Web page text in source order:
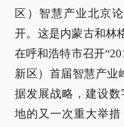
区）智慧产业北京
开。这是内蒙古和林
在呼和浩特市召开
新区）首届智慧产业
据发展战略，建设
地的又一次重大举措